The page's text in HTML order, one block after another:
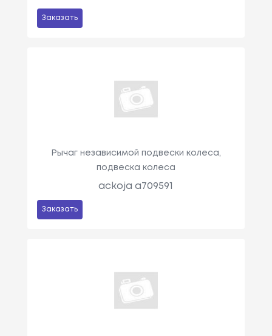
Заказать
Рычаг независимой подвески колеса,
подвеска колеса
ackoja a709591
Заказать